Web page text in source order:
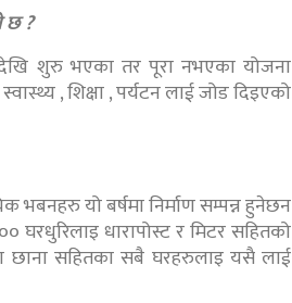
छ ?
देखि शुरु भएका तर पूरा नभएका योजना
, शिक्षा , पर्यटन लाई जोड दिइएको
भबनहरु यो बर्षमा निर्माण सम्पन्न हुनेछन
घरधुरिलाइ धारापोस्ट र मिटर सहितको
छाना सहितका सबै घरहरुलाइ यसै लाई